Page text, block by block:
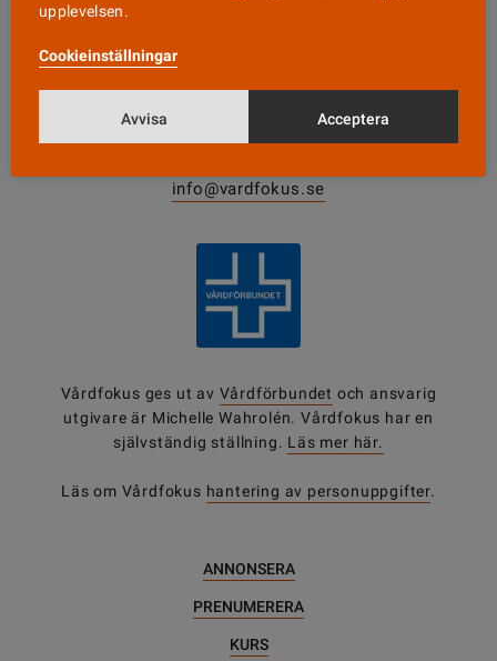
Box 3207
103 64 Stockholm
info@vardfokus.se
Vårdfokus ges ut av Vårdförbundet och ansvarig
utgivare är Michelle Wahrolén. Vårdfokus har en
självständig ställning. Läs mer här.
Läs om Vårdfokus hantering av personuppgifter.
ANNONSERA
PRENUMERERA
KURS
upplevelsen.
Cookieinställningar
Avvisa Acceptera